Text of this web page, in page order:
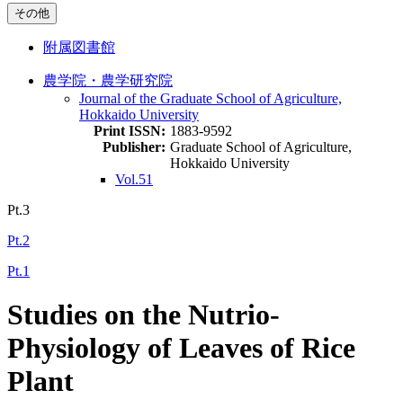
その他
附属図書館
農学院・農学研究院
Journal of the Graduate School of Agriculture,
Hokkaido University
Print ISSN: 1883-9592
Publisher: Graduate School of Agriculture,
Hokkaido University
Vol.51
Pt.3
Pt.2
Pt.1
Studies on the Nutrio-
Physiology of Leaves of Rice
Plant